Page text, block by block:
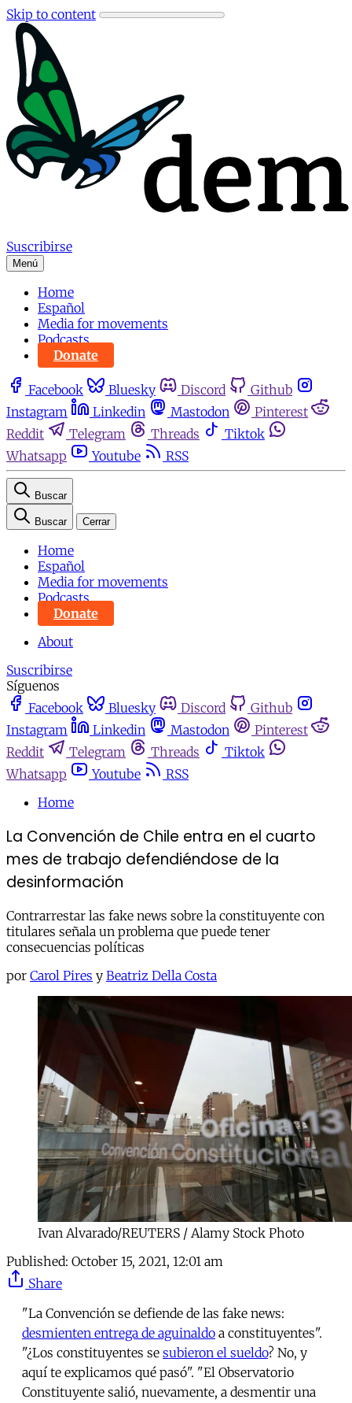
Skip to content
Suscribirse
Menú
Home
Español
Media for movements
Podcasts
Donate
Facebook Bluesky Discord
Github
Instagram
Linkedin Mastodon
Pinterest
Reddit
Telegram Threads
Tiktok
Whatsapp
Youtube RSS
Buscar
Buscar Cerrar
Home
Español
Media for movements
Podcasts
Donate
About
Suscribirse
Síguenos
Facebook
Bluesky Discord
Github
Instagram
Linkedin Mastodon
Pinterest
Reddit
Telegram Threads
Tiktok
Whatsapp
Youtube
RSS
Home
La Convención de Chile entra en el cuarto
mes de trabajo defendiéndose de la
desinformación
Contrarrestar las fake news sobre la constituyente con
titulares señala un problema que puede tener
consecuencias políticas
por Carol Pires y Beatriz Della Costa
Ivan Alvarado/REUTERS / Alamy Stock Photo
Published: October 15, 2021, 12:01 am
Share
"La Convención se defiende de las fake news:
desmienten entrega de aguinaldo a constituyentes".
"¿Los constituyentes se subieron el sueldo? No, y
aquí te explicamos qué pasó". "El Observatorio
Constituyente salió, nuevamente, a desmentir una